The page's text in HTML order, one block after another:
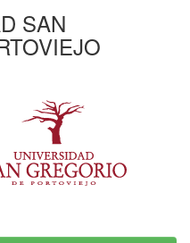
SAN